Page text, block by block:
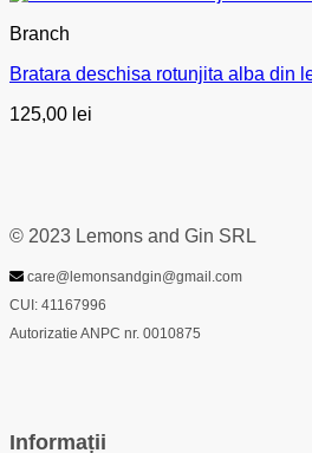
Branch
Bratara deschisa rotunjita alba din
125,00 lei
© 2023 Lemons and Gin SRL
care@lemonsandgin@gmail.com
CUI: 41167996
Autorizatie ANPC nr. 0010875
Informații